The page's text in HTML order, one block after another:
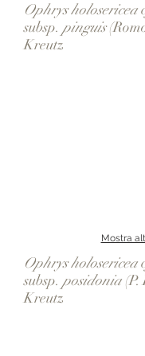
Ophrys holosericea
subsp. pinguis
Kreutz
Mostra
Ophrys holosericea
subsp. posidonia
Kreutz